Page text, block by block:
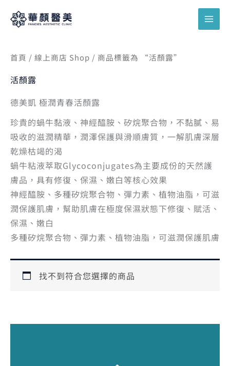
首頁 / 線上商店 Shop / 商品標籤為 “活顏露”
活顏露
德美凱 極潤青春活顏露
珍貴的蝸牛黏液、神經醯胺、矽烷聚合物，不黏膩、易
吸收的滋潤精華，潤澤保護與滑順膚質，一解肌膚深層
乾燥枯竭的渴
蝸牛粘液萃取Glycoconjugates為主要成份的天然護
膚品，具有修復、保濕、嫩白等核心效果
神經醯胺、多種矽烷聚合物、彈力素、植物油脂，可滋
潤保護肌膚，幫助肌膚在極度保濕狀態下修復、賦活、
保濕、嫩白
多種矽烷聚合物、彈力素、植物油脂，可滋潤保護肌膚
找不到符合您選擇的商品
搜
尋
鍵
字